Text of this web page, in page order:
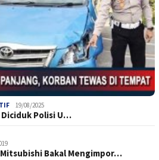
19/08/2025
Diciduk Polisi U…
Bakal Mengimpor…